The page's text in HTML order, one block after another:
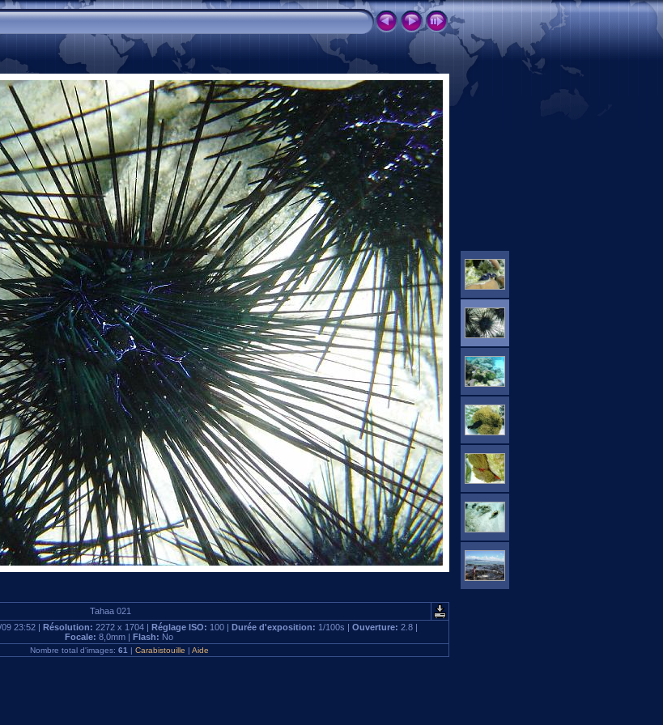
Tahaa 021
23:52 | Résolution: 2272 x 1704 | Réglage ISO: 100 | Durée d'exposition: 1/100s | Ouverture: 2.8 |
Focale: 8,0mm | Flash: No
Nombre total d'images: 61 | Carabistouille | Aide